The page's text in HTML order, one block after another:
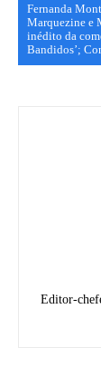
Fernanda
Marquezine e
inédito da
Bandidos’;
Editor-